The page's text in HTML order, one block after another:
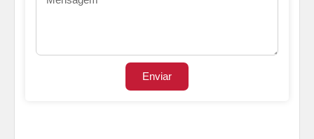
Enviar